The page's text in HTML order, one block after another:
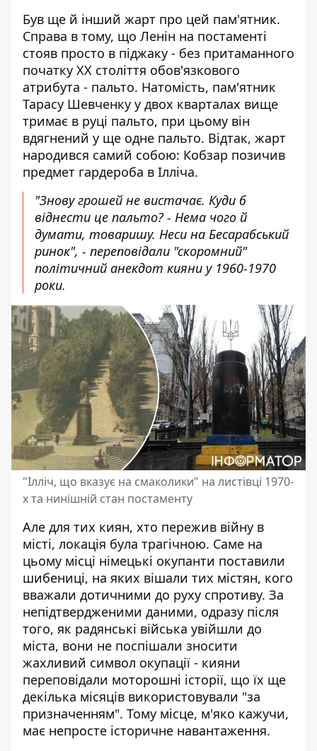
Був ще й інший жарт про цей пам'ятник.
Справа в тому, що Ленін на постаменті
стояв просто в піджаку - без притаманного
початку ХХ століття обов'язкового
атрибута - пальто. Натомість, пам'ятник
Тарасу Шевченку у двох кварталах вище
тримає в руці пальто, при цьому він
вдягнений у ще одне пальто. Відтак, жарт
народився самий собою: Кобзар позичив
предмет гардероба в Ілліча.
"Знову грошей не вистачає. Куди б
віднести це пальто? - Нема чого й
думати, товаришу. Неси на Бесарабський
ринок", - переповідали "скоромний"
політичний анекдот кияни у 1960-1970
роки.
"Ілліч, що вказує на смаколики" на листівці 1970-
х та нинішній стан постаменту
Але для тих киян, хто пережив війну в
місті, локація була трагічною. Саме на
цьому місці німецькі окупанти поставили
шибениці, на яких вішали тих містян, кого
вважали дотичними до руху спротиву. За
непідтвердженими даними, одразу після
того, як радянські війська увійшли до
міста, вони не поспішали зносити
жахливий символ окупації - кияни
переповідали моторошні історії, що їх ще
декілька місяців використовували "за
призначенням". Тому місце, м'яко кажучи,
має непросте історичне навантаження.